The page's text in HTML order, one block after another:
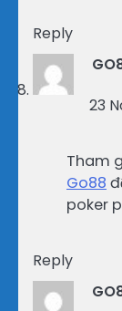
Reply
23
Tham
Go88
poker
Reply